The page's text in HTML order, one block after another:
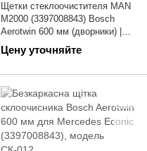
Щетки стеклоочистителя MAN
M2000 (3397008843) Bosch
Aerotwin 600 мм (дворники) |
СК-010
Цену уточняйте